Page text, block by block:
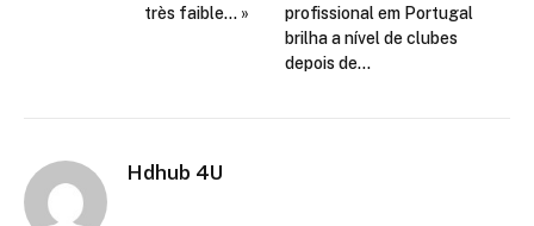
très faible… »
profissional em Portugal
brilha a nível de clubes
depois de…
Hdhub 4U